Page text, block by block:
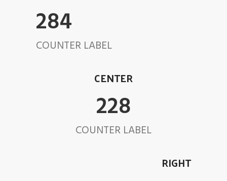
317
COUNTER LABEL
CENTER
256
COUNTER LABEL
RIGHT